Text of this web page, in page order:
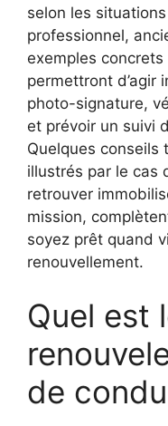
selon les
professionnel,
exemples
permettront d’agir
photo-signature,
et prévoir un suivi
Quelques conseils
illustrés par le cas
retrouver
mission,
soyez prêt quand
renouvellement.
Quel est
de